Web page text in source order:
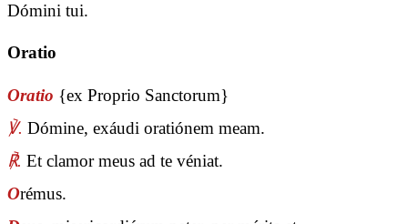
Dómini tui.
Oratio
Oratio {ex Proprio Sanctorum}
℣. Dómine, exáudi oratiónem meam.
℟. Et clamor meus ad te véniat.
Orémus.